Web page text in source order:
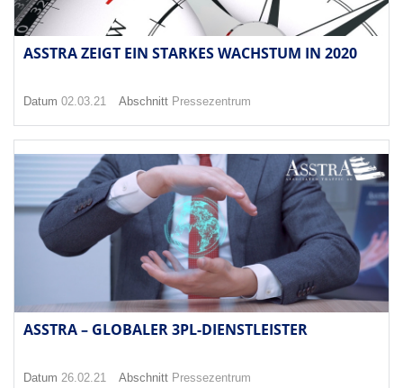
ASSTRA ZEIGT EIN STARKES WACHSTUM IN 2020
Datum 02.03.21 Abschnitt Pressezentrum
ASSTRA – GLOBALER 3PL-DIENSTLEISTER
Datum 26.02.21 Abschnitt Pressezentrum